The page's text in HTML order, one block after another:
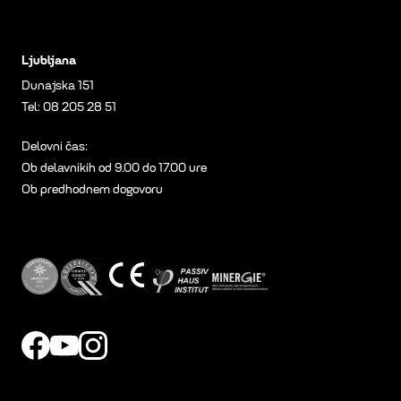
Ljubljana
Dunajska 151
Tel: 08 205 28 51
Delovni čas:
Ob delavnikih od 9.00 do 17.00 ure
Ob predhodnem dogovoru